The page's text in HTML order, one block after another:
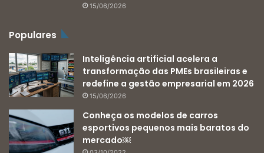
15/06/2026
Populares
Inteligência artificial acelera a
transformação das PMEs brasileiras e
redefine a gestão empresarial em 2026
15/06/2026
Conheça os modelos de carros
esportivos pequenos mais baratos do
mercado￼